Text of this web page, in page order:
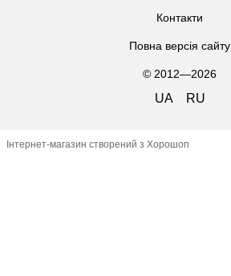
Контакти
Повна версія сайту
© 2012—2026
UA RU
Інтернет-магазин створений з Хорошоп